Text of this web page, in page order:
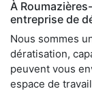
À
entreprise de
Nous sommes
dératisation,
peuvent vous
espace de